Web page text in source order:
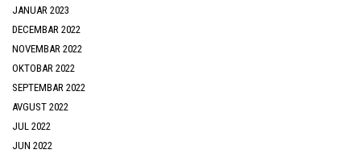
JANUAR 2023
DECEMBAR 2022
NOVEMBAR 2022
OKTOBAR 2022
SEPTEMBAR 2022
AVGUST 2022
JUL 2022
JUN 2022